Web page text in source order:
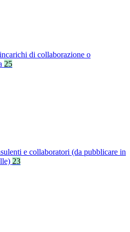
di collaborazione o
25
e collaboratori (da pubblicare in
23